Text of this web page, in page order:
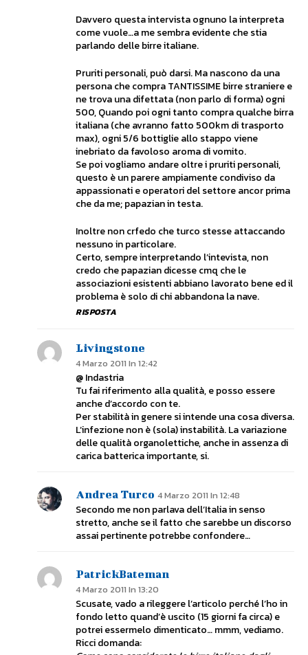
Davvero questa intervista ognuno la interpreta
come vuole…a me sembra evidente che stia
parlando delle birre italiane.
Pruriti personali, può darsi. Ma nascono da una
persona che compra TANTISSIME birre straniere e
ne trova una difettata (non parlo di forma) ogni
500, Quando poi ogni tanto compra qualche birra
italiana (che avranno fatto 500km di trasporto
max), ogni 5/6 bottiglie allo stappo viene
inebriato da favoloso aroma di vomito.
Se poi vogliamo andare oltre i pruriti personali,
questo è un parere ampiamente condiviso da
appassionati e operatori del settore ancor prima
che da me; papazian in testa.
Inoltre non crfedo che turco stesse attaccando
nessuno in particolare.
Certo, sempre interpretando l’intevista, non
credo che papazian dicesse cmq che le
associazioni esistenti abbiano lavorato bene ed il
problema è solo di chi abbandona la nave.
RISPOSTA
Livingstone
4 Marzo 2011 In 12:42
@ Indastria
Tu fai riferimento alla qualità, e posso essere
anche d’accordo con te.
Per stabilità in genere si intende una cosa diversa.
L’infezione non è (sola) instabilità. La variazione
delle qualità organolettiche, anche in assenza di
carica batterica importante, si.
Andrea Turco 4 Marzo 2011 In 12:48
Secondo me non parlava dell’Italia in senso
stretto, anche se il fatto che sarebbe un discorso
assai pertinente potrebbe confondere…
PatrickBateman
4 Marzo 2011 In 13:20
Scusate, vado a rileggere l’articolo perché l’ho in
fondo letto quand’è uscito (15 giorni fa circa) e
potrei essermelo dimenticato… mmm, vediamo.
Ricci domanda: